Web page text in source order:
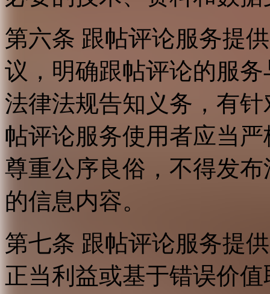
第六条 跟帖评论服务提
议，明确跟帖评论的服
法律法规告知义务，有
帖评论服务使用者应当
尊重公序良俗，不得发
的信息内容。
第七条 跟帖评论服务提
正当利益或基于错误价